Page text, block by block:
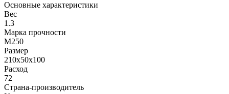
Основные характеристики
Вес
1.3
Марка прочности
М250
Размер
210x50x100
Расход
72
Страна-производитель